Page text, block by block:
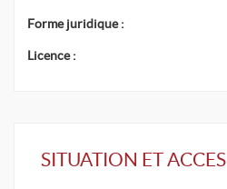
Forme juridique :
Licence :
SITUATION ET ACCES